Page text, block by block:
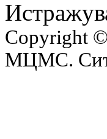
Copyright ©
МЦМС.